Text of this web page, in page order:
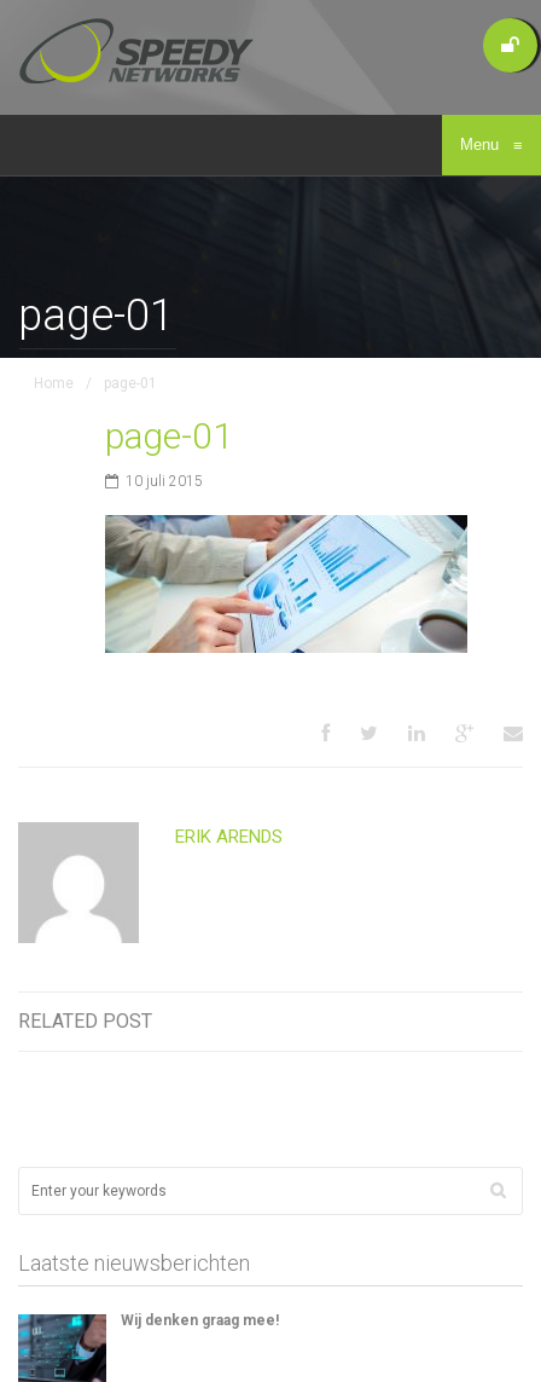
Menu ≡
page-01
Home / page-01
page-01
10 juli 2015
ERIK ARENDS
RELATED POST
Laatste nieuwsberichten
Wij denken graag mee!